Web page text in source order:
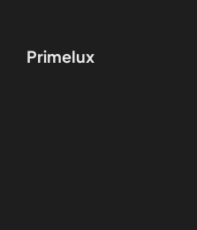
Primelux